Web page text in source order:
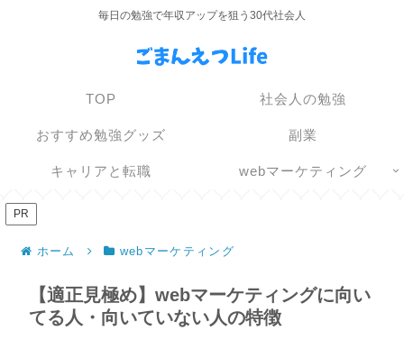
毎日の勉強で年収アップを狙う30代社会人
TOP 社会人の勉強
おすすめ勉強グッズ 副業
キャリアと転職 webマーケティング
PR
ホーム webマーケティング
【適正見極め】webマーケティングに向い
てる人・向いていない人の特徴